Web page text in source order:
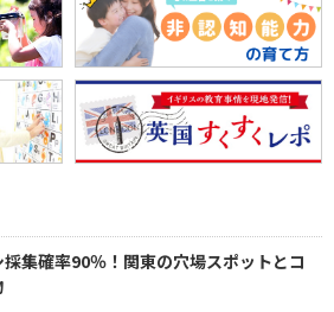
集確率90％！関東の穴場スポットとコ